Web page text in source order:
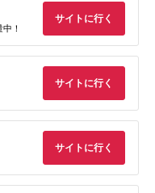
！
サイトに行く
サイトに行く
サイトに行く